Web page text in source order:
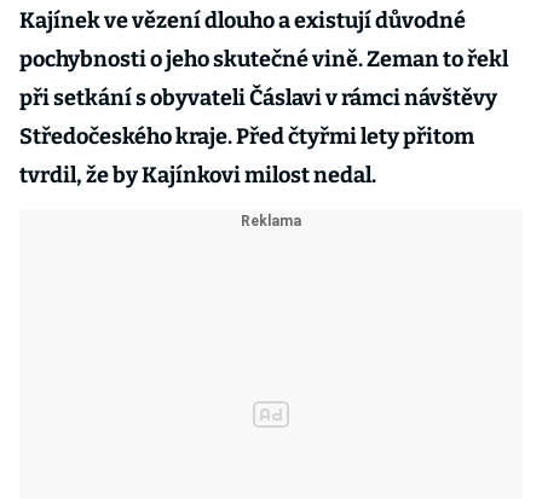
Kajínek ve vězení dlouho a existují důvodné
pochybnosti o jeho skutečné vině. Zeman to řekl
při setkání s obyvateli Čáslavi v rámci návštěvy
Středočeského kraje. Před čtyřmi lety přitom
tvrdil, že by Kajínkovi milost nedal.